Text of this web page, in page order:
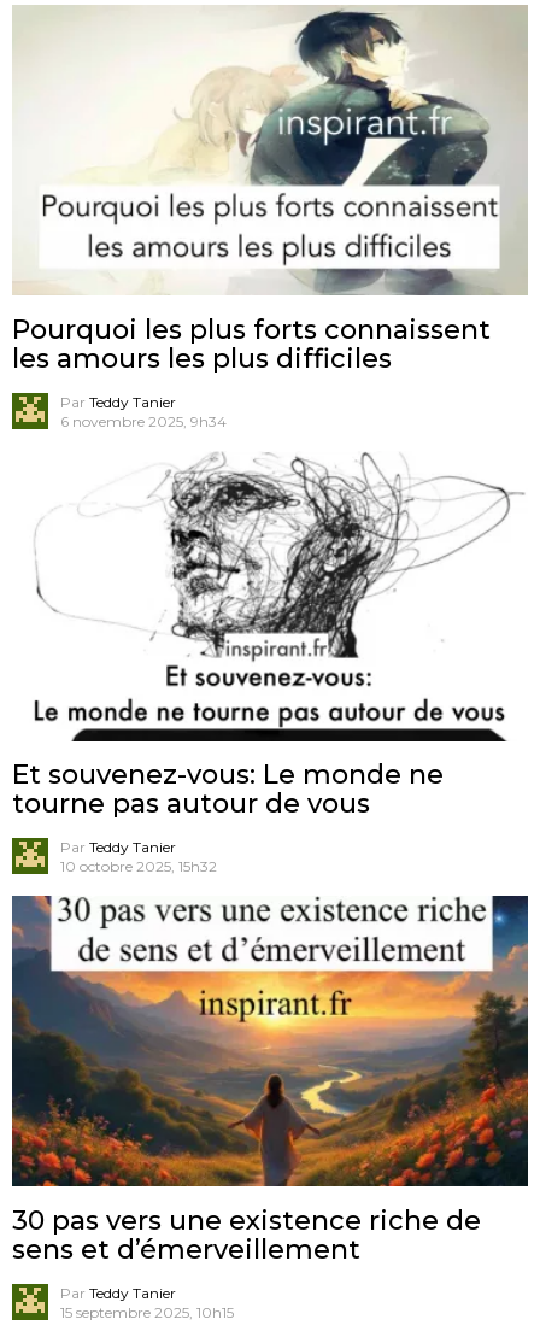
Pourquoi les plus forts connaissent
les amours les plus difficiles
Par Teddy Tanier
6 novembre 2025, 9h34
Et souvenez-vous: Le monde ne
tourne pas autour de vous
Par Teddy Tanier
10 octobre 2025, 15h32
30 pas vers une existence riche de
sens et d’émerveillement
Par Teddy Tanier
15 septembre 2025, 10h15